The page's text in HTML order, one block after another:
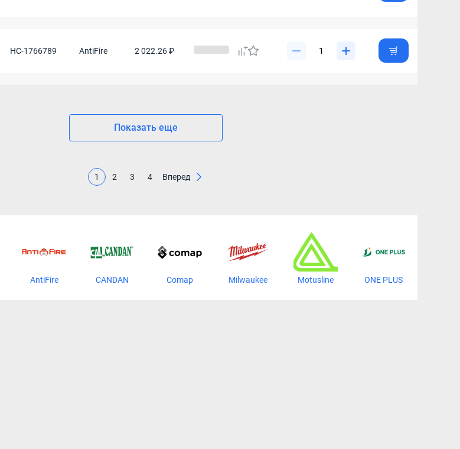
НС-1766789 AntiFire 2 022.26 ₽
Показать еще
1 2 3 4 Вперед
AntiFire CANDAN Comap Milwaukee Motusline ONE PLUS